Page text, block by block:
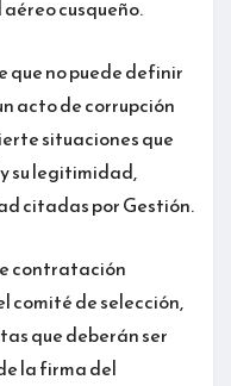
cusqueño.
que no puede definir
acto de corrupción
situaciones que
su legitimidad,
citadas por Gestión.
contratación
comité de selección,
que deberán ser
la firma del